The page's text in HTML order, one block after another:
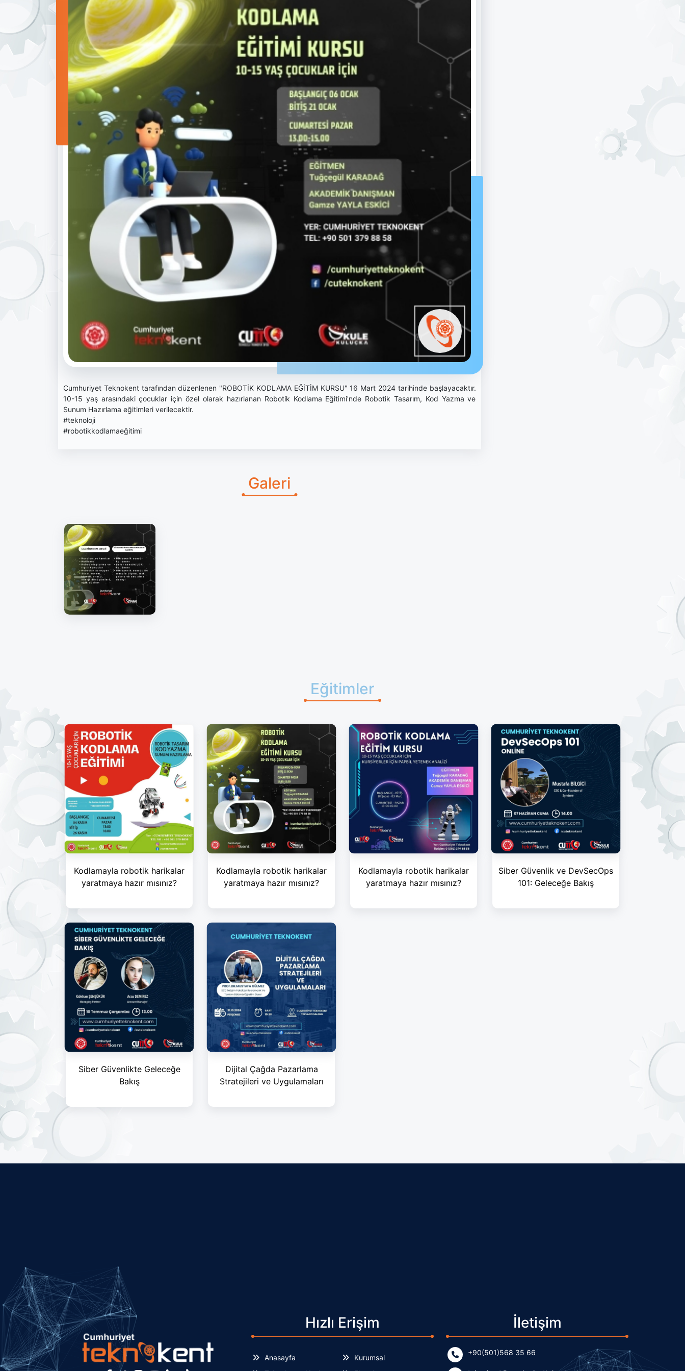
Cumhuriyet Teknokent tarafından düzenlenen "ROBOTİK KODLAMA EĞİTİM KURSU" 16 Mart 2024 tarihinde başlayacaktır.
10-15 yaş arasındaki çocuklar için özel olarak hazırlanan Robotik Kodlama Eğitimi'nde Robotik Tasarım, Kod Yazma ve
Sunum Hazırlama eğitimleri verilecektir.
#teknoloji
#robotikkodlamaeğitimi
Galeri
Eğitimler
Kodlamayla robotik harikalar
yaratmaya hazır mısınız?
Kodlamayla robotik harikalar
yaratmaya hazır mısınız?
Kodlamayla robotik harikalar
yaratmaya hazır mısınız?
Siber Güvenlik ve DevSecOps
101: Geleceğe Bakış
Siber Güvenlikte Geleceğe
Bakış
Dijital Çağda Pazarlama
Stratejileri ve Uygulamaları
Hızlı Erişim
Anasayfa
Kurumsal
İletişim
+90(501)568 35 66